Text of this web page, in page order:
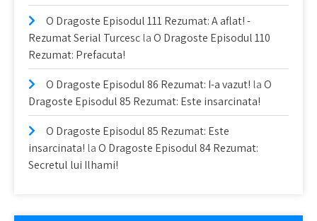
O Dragoste Episodul 111 Rezumat: A aflat! -
Rezumat Serial TurcesclaO Dragoste Episodul 110
Rezumat: Prefacuta!
O Dragoste Episodul 86 Rezumat: I-a vazut! laO
Dragoste Episodul 85 Rezumat: Este insarcinata!
O Dragoste Episodul 85 Rezumat: Este
insarcinata! laO Dragoste Episodul 84 Rezumat:
Secretul lui Ilhami!